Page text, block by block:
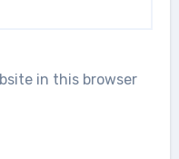
in this browser